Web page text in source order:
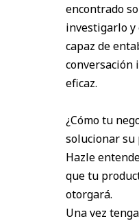
encontrado
investigarlo y
capaz de
conversación
eficaz.
¿Cómo tu
solucionar su
Hazle
que tu
otorgará.
Una vez